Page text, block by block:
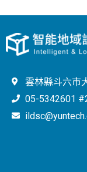
雲林縣斗六市
05-5342601